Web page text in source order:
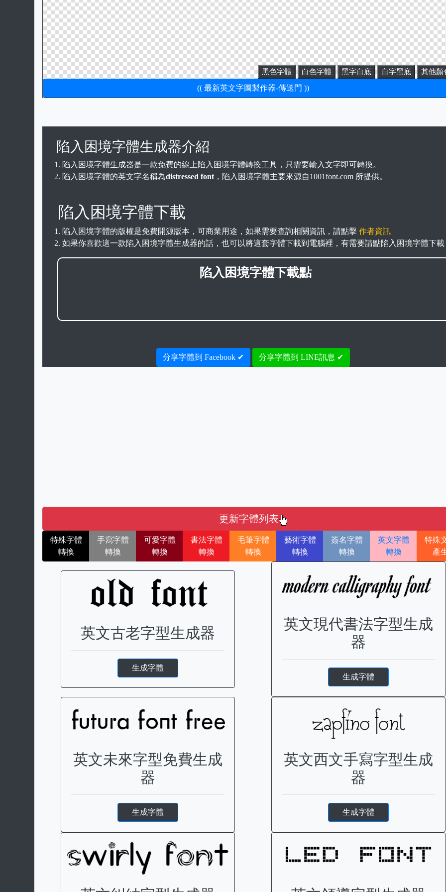
黑色字體 白色字體 黑字白底 白字黑底 其他
(( 最新英文字圖製作器-傳送門 ))
陷入困境字體生成器介紹
陷入困境字體生成器是一款免費的線上陷入困境字體轉換工具，只需要輸入文字即可轉換。
陷入困境字體的英文字名稱為distressed font ，陷入困境字體主要來源自1001font.com 所提供。
陷入困境字體下載
陷入困境字體的版權是免費開源版本，可商業用途，如果需要查詢相關資訊，請點擊作者資訊
如果你喜歡這一款陷入困境字體生成器的話，也可以將這套字體下載到電腦裡，有需要請點陷入困境字體下載
陷入困境字體下載點
分享字體到 Facebook ✔ 分享字體到 LINE訊息 ✔
更新字體列表
特殊字體
轉換
手寫字體
轉換
可愛字體
轉換
書法字體
轉換
毛筆字體
轉換
藝術字體
轉換
簽名字體
轉換
英文字體
轉換
特殊
產
英文古老字型生成器
生成字體
英文現代書法字型生成
器
生成字體
英文未來字型免費生成
器
生成字體
英文西文手寫字型生成
器
生成字體